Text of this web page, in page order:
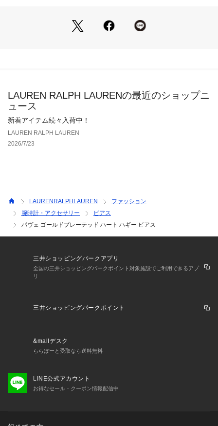
LAUREN RALPH LAURENの最近のショップニ
ュース
新着アイテム続々入荷中！
LAUREN RALPH LAUREN
2026/7/23
LAURENRALPHLAUREN
ファッション
腕時計・アクセサリー
ピアス
パヴェ ゴールドプレーテッド ハート ハギー ピアス
三井ショッピングパークアプリ
全国の三井ショッピングパークポイント対象施設でご利用できるアプ
リ
三井ショッピングパークポイント
&mallデスク
ららぽーと受取なら送料無料
LINE公式アカウント
お得なセール・クーポン情報配信中